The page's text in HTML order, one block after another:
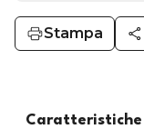
Stampa
Caratteristiche